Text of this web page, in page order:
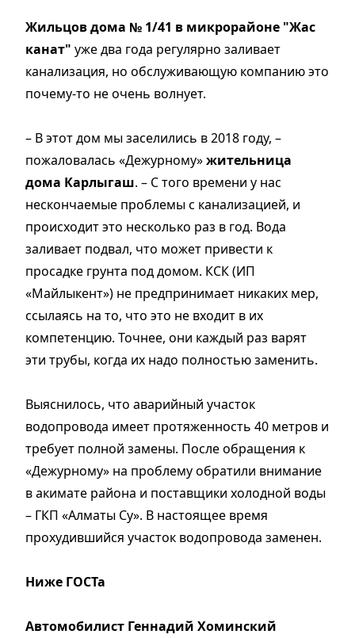
Жильцов дома № 1/41 в микрорайоне "Жас
канат" уже два года регулярно заливает
канализация, но обслуживающую компанию это
почему-то не очень волнует.
– В этот дом мы заселились в 2018 году, –
пожаловалась «Дежурному»жительница
дома Карлыгаш. – С того времени у нас
нескончаемые проблемы с канализацией, и
происходит это несколько раз в год. Вода
заливает подвал, что может привести к
просадке грунта под домом. КСК (ИП
«Майлыкент») не предпринимает никаких мер,
ссылаясь на то, что это не входит в их
компетенцию. Точнее, они каждый раз варят
эти трубы, когда их надо полностью заменить.
Выяснилось, что аварийный участок
водопровода имеет протяженность 40 метров и
требует полной замены. После обращения к
«Дежурному» на проблему обратили внимание
в акимате района и поставщики холодной воды
– ГКП «Алматы Су». В настоящее время
прохудившийся участок водопровода заменен.
Ниже ГОСТа
Автомобилист Геннадий Хоминский